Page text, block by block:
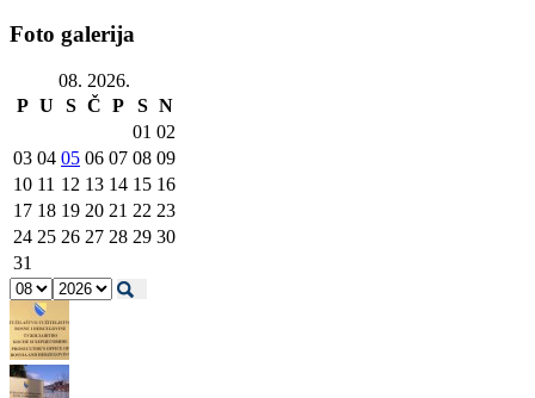
Foto galerija
08. 2026.
P U S Č P S N
01 02
03 04 05 06 07 08 09
10 11 12 13 14 15 16
17 18 19 20 21 22 23
24 25 26 27 28 29 30
31